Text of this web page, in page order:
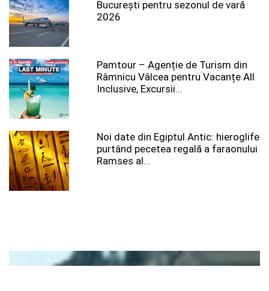
București pentru sezonul de vară
2026
Pamtour – Agenție de Turism din
Râmnicu Vâlcea pentru Vacanțe All
Inclusive, Excursii...
Noi date din Egiptul Antic: hieroglife
purtând pecetea regală a faraonului
Ramses al...